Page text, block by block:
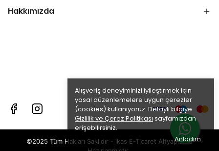
Alışveriş deneyiminizi iyileştirmek için
yasal düzenlemelere uygun çerezler
(cookies) kullanıyoruz. Detaylı bilgiye
Gizlilik ve Çerez Politikası sayfamızdan
erişebilirsiniz.
Anladım
Hakkımızda
©2025 Tüm Hakları Saklıdır - ikas E-Ticaret Altyapısı ile